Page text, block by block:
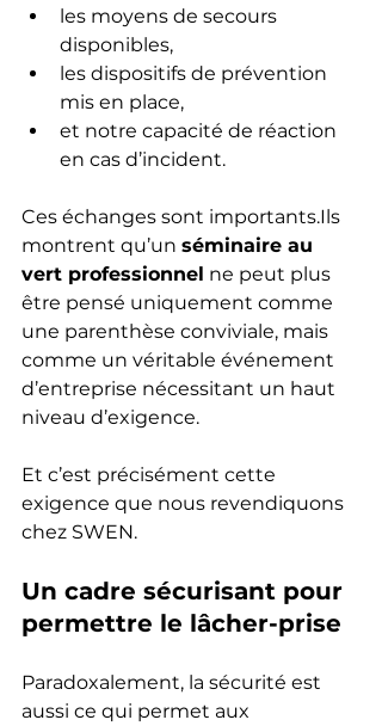
les moyens de secours
disponibles,
les dispositifs de prévention
mis en place,
et notre capacité de réaction
en cas d’incident.
Ces échanges sont importants.Ils
montrent qu’un séminaire au
vert professionnel ne peut plus
être pensé uniquement comme
une parenthèse conviviale, mais
comme un véritable événement
d’entreprise nécessitant un haut
niveau d’exigence.
Et c’est précisément cette
exigence que nous revendiquons
chez SWEN.
Un cadre sécurisant pour
permettre le lâcher-prise
Paradoxalement, la sécurité est
aussi ce qui permet aux